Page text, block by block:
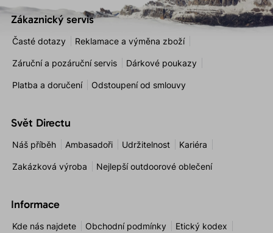
Zákaznický servis
Časté dotazy Reklamace a výměna zboží
Záruční a pozáruční servis Dárkové poukazy
Platba a doručení Odstoupení od smlouvy
Svět Directu
Náš příběh Ambasadoři Udržitelnost Kariéra
Zakázková výroba Nejlepší outdoorové oblečení
Informace
Kde nás najdete Obchodní podmínky Etický kodex